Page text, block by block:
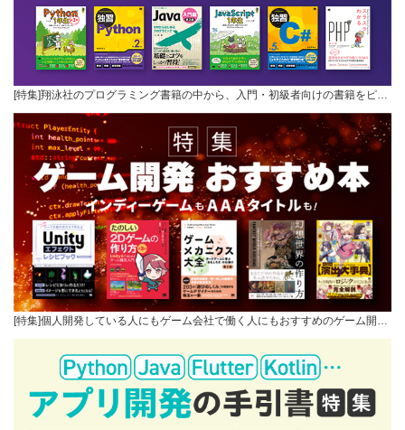
[特集]翔泳社のプログラミング書籍の中から、入門・初級者向けの書籍をピ…
[特集]個人開発している人にもゲーム会社で働く人にもおすすめのゲーム開…